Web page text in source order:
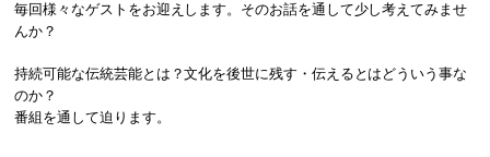
毎回様々なゲストをお迎えします。そのお話を通して少し考えてみませ
んか？
持続可能な伝統芸能とは？文化を後世に残す・伝えるとはどういう事な
のか？
番組を通して迫ります。